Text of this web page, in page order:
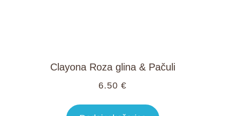
Clayona Roza glina & Pačuli
6.50 €